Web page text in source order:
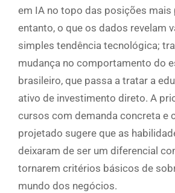
em IA no topo das posições
entanto, o que os dados revelam
simples tendência tecnológica;
mudança no comportamento do
brasileiro, que passa a tratar a
ativo de investimento direto. A
cursos com demanda concreta e
projetado sugere que as
deixaram de ser um diferencial
tornarem critérios básicos de
mundo dos negócios.